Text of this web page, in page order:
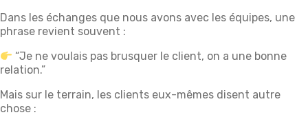
Dans les échanges que nous avons avec les équipes, une
phrase revient souvent :
“Je ne voulais pas brusquer le client, on a une bonne
relation.”
Mais sur le terrain, les clients eux-mêmes disent autre
chose :